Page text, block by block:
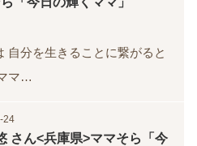
自分を生きることに繋がると
マ…
24
さん<兵庫県>ママそら「今